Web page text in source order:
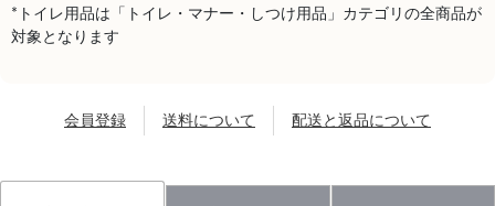
*トイレ用品は「トイレ・マナー・しつけ用品」カテゴリの全商品が
対象となります
会員登録 送料について 配送と返品について